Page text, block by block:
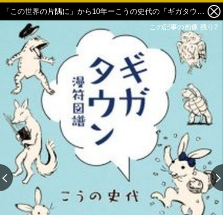
「この世界の片隅に」から10年ーこうの史代の『ギガタウン 漫符図譜』展覧会が京都で開催！ 1枚目の写真・画像
この記事の画像 残り2
この記事の画像 残り2